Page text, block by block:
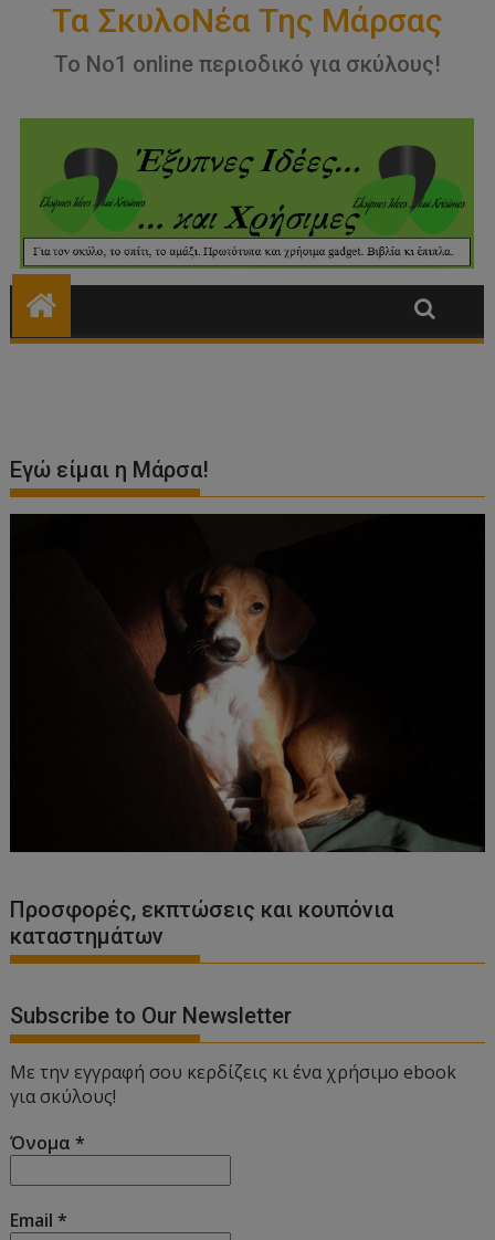
Εγώ είμαι η Μάρσα!
Προσφορές, εκπτώσεις και κουπόνια
καταστημάτων
Subscribe to Our Newsletter
Με την εγγραφή σου κερδίζεις κι ένα χρήσιμο ebook
για σκύλους!
Όνομα*
Email*